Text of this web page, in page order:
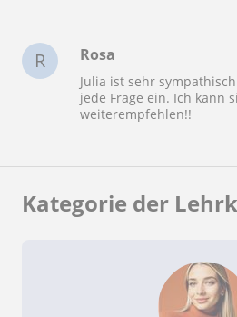
R Rosa
Julia ist sehr
jede Frage ein. Ich kann
weiterempfehlen!!
Kategorie der